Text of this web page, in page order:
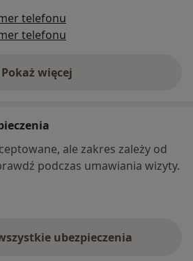
telefonu
telefonu
Pokaż więcej
o adresie
ale zakres zależy od
podczas umawiania wizyty.
ubezpieczenia